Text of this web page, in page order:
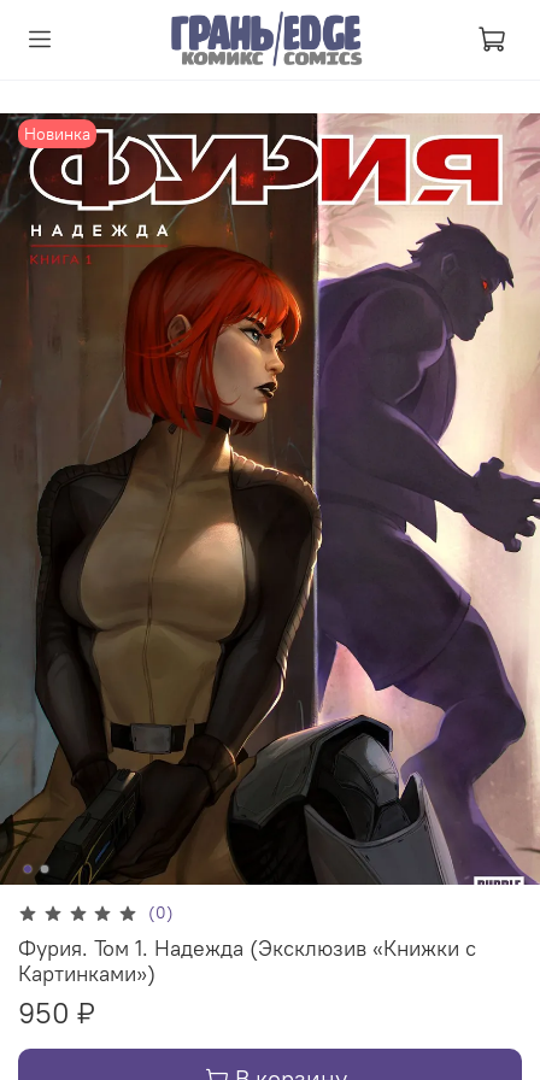
Новинка
(0)
Фурия. Том 1. Надежда (Эксклюзив «Книжки с
Картинками»)
950 ₽